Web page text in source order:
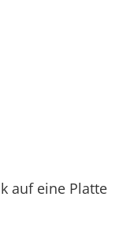
auf eine Platte